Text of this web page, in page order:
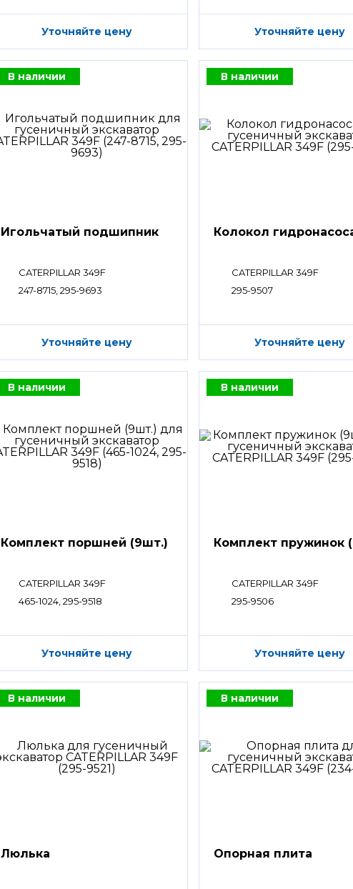
Уточняйте цену Уточняйте цену
В наличии
Игольчатый подшипник
CATERPILLAR 349F
247-8715, 295-9693
Уточняйте цену
В наличии
Колокол
CATERPILLAR 349F
295-9507
Уточняйте цену
В наличии
Комплект поршней (9шт.)
CATERPILLAR 349F
465-1024, 295-9518
Уточняйте цену
В наличии
Комплект пружинок
CATERPILLAR 349F
295-9506
Уточняйте цену
В наличии
Люлька
В наличии
Опорная плита